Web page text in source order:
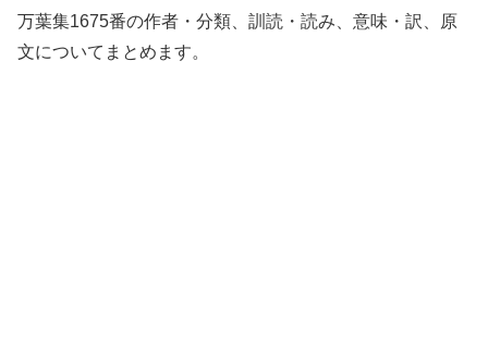
万葉集1675番の作者・分類、訓読・読み、意味・訳、原
文についてまとめます。